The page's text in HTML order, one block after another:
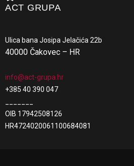
ACT GRUPA
Ulica bana Josipa Jelačića 22b
40000 Čakovec – HR
info@act-grupa.hr
+385 40 390 047
OIB 17942508126
HR4724020061100684081